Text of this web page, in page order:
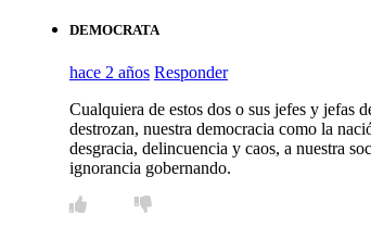
DEMOCRATA
hace 2 años Responder
Cualquiera de estos dos o sus jefes y jefas
destrozan, nuestra democracia como la
desgracia, delincuencia y caos, a nuestra
ignorancia gobernando.